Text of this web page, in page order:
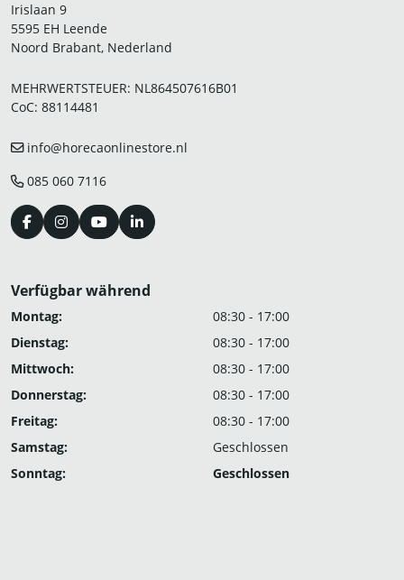
Irislaan 9
5595 EH Leende
Noord Brabant, Nederland
MEHRWERTSTEUER: NL864507616B01
CoC: 88114481
info@horecaonlinestore.nl
085 060 7116
Verfügbar während
Montag:
08:30 - 17:00
Dienstag:
08:30 - 17:00
Mittwoch:
08:30 - 17:00
Donnerstag:
08:30 - 17:00
Freitag:
08:30 - 17:00
Samstag:
Geschlossen
Sonntag:
Geschlossen